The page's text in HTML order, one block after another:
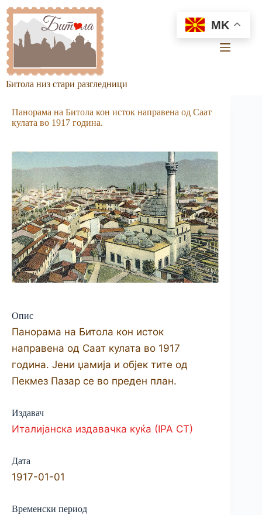
content
Битола низ стари разгледници
Панорама на Битола кон исток направена од Саат
кулата во 1917 година.
Опис
Панорама на Битола кон исток
направена од Саат кулата во 1917
година. Јени џамија и објек тите од
Пекмез Пазар се во преден план.
Издавач
Италијанска издавачка куќа (IPA CT)
Дата
1917-01-01
Временски период
MK